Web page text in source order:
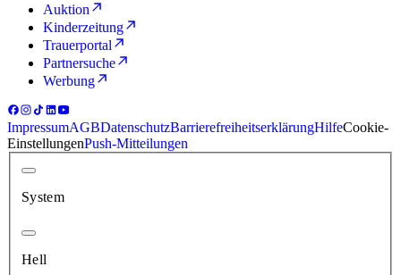
Auktion
Kinderzeitung
Trauerportal
Partnersuche
Werbung
ImpressumAGBDatenschutzBarrierefreiheitserklärungHilfeCookie-
EinstellungenPush-Mitteilungen
System
Hell